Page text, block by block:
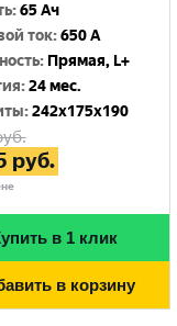
:65 Ач
ток:650 A
: Прямая, L+
:24 мес.
:242x175x190
руб.
в 1 клик
в корзину